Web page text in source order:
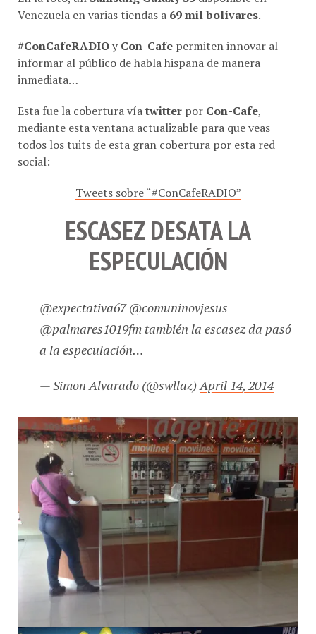
Venezuela en varias tiendas a 69 mil bolívares
#ConCafeRADIO
Con-Cafe
permiten innovar al
informar al público de habla hispana de manera
inmediata…
Esta fue la cobertura vía twitter Con-Cafe
mediante esta ventana actualizable para que veas
todos los tuits de esta gran cobertura por esta red
social:
Tweets sobre “#ConCafeRADIO”
ESCASEZ DESATA LA
ESPECULACIÓN
@expectativa67 @comuninovjesus
@palmares1019fm también la escasez da pasó
a la especulación…
— Simon Alvarado (@swllaz) April 14, 2014